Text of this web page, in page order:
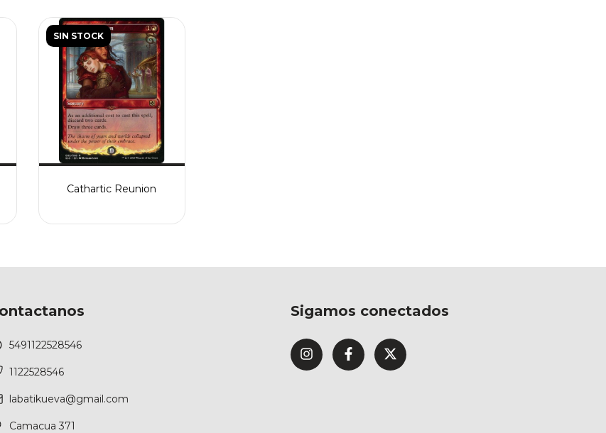
SIN STOCK
Cathartic Reunion
5491122528546
1122528546
labatikueva@gmail.com
Camacua 371
Sigamos conectados